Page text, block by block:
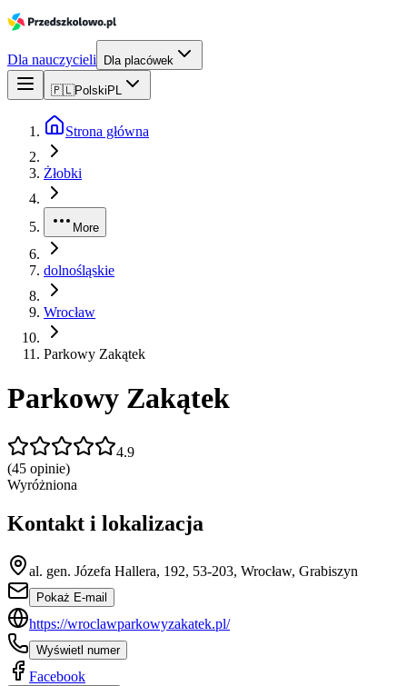
Dla nauczycieli Dla placówek
🇵🇱Polski PL
Strona główna
Żłobki
More
dolnośląskie
Wrocław
Parkowy Zakątek
Parkowy Zakątek
4.9
(45 opinie)
Wyróżniona
Kontakt i lokalizacja
al. gen. Józefa Hallera, 192, 53-203, Wrocław, Grabiszyn
Pokaż E-mail
https://wroclawparkowyzakatek.pl/
Wyświetl numer
Facebook